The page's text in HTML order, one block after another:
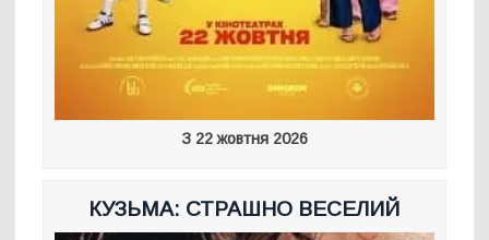
З 22 жовтня 2026
КУЗЬМА: СТРАШНО ВЕСЕЛИЙ